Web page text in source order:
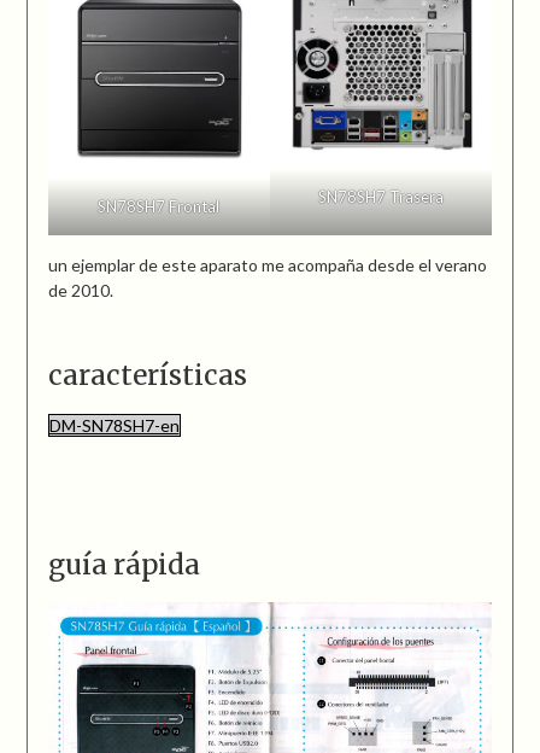
SN78SH7 Frontal
SN78SH7 Trasera
un ejemplar de este aparato me acompaña desde el verano
de 2010.
características
DM-SN78SH7-en
guía rápida